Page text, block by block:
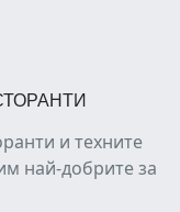
и техните
най-добрите за